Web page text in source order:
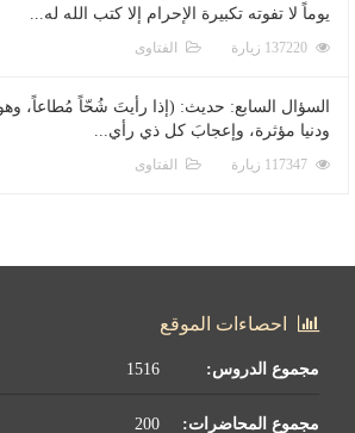
يوماً لا تفوته تكبيرة الإحرام إلا كتب الله له...
الفتاوى
السؤال السابع: حديث: (إذا رأيتَ شُحّاً مُطاعاً،
ودنيا مؤثرة، وإعجابَ كل ذي رأي...
الفتاوى
احصاءات الموقع
مجموع الدروس:
مجموع المحاضرات: